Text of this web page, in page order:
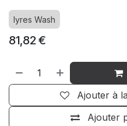
lyres Wash
81,82€
Ajouter
Ajouter à